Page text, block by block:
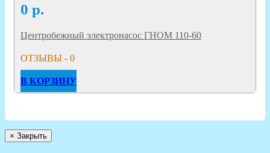
0 р.
Центробежный электронасос ГНОМ 110-60
ОТЗЫВЫ - 0
В КОРЗИНУ
× Закрыть